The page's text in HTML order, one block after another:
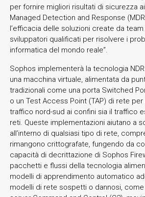
per fornire migliori risultati di sicurezza
Managed Detection and Response
l’efficacia delle soluzioni create da
sviluppatori qualificati per risolvere i
informatica del mondo reale”.
Sophos implementerà la tecnologia
una macchina virtuale, alimentata da
tradizionali come una porta Switched
o un Test Access Point (TAP) di rete
traffico nord-sud ai confini sia il traffico
reti. Queste implementazioni aiutano a
all’interno di qualsiasi tipo di rete,
rimangono crittografate, fungendo da
capacità di decrittazione di Sophos
pacchetti e flussi della tecnologia
modelli di apprendimento automatico
modelli di rete sospetti o dannosi,